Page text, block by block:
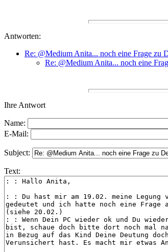
Antworten:
Re: @Medium Anita... noch eine Frage zu
Re: @Medium Anita... noch eine
Ihre Antwort
Name:
E-Mail:
Subject:
Text: